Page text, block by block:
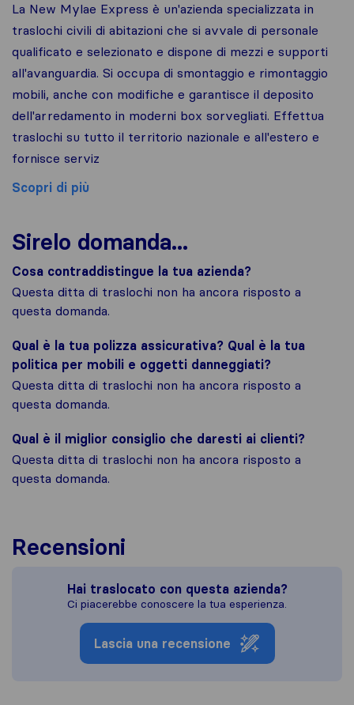
La New Mylae Express è un'azienda specializzata in
traslochi civili di abitazioni che si avvale di personale
qualificato e selezionato e dispone di mezzi e supporti
all'avanguardia. Si occupa di smontaggio e rimontaggio
mobili, anche con modifiche e garantisce il deposito
dell'arredamento in moderni box sorvegliati. Effettua
traslochi su tutto il territorio nazionale e all'estero e
fornisce serviz
Scopri di più
Sirelo domanda...
Cosa contraddistingue la tua azienda?
Questa ditta di traslochi non ha ancora risposto a
questa domanda.
Qual è la tua polizza assicurativa? Qual è la tua
politica per mobili e oggetti danneggiati?
Questa ditta di traslochi non ha ancora risposto a
questa domanda.
Qual è il miglior consiglio che daresti ai clienti?
Questa ditta di traslochi non ha ancora risposto a
questa domanda.
Recensioni
Hai traslocato con questa azienda?
Ci piacerebbe conoscere la tua esperienza.
Lascia una recensione